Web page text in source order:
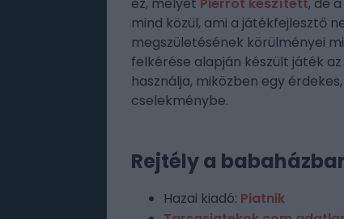
mind közül, ami a játékfejlesztő
megszületésének körülményei
felkérése alapján készült játék
használja, miközben egy
cselekménybe.
Rejtély a
Hazai kiadó: Piatnik